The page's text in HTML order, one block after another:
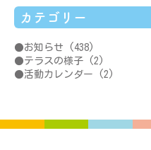
カテゴリー
お知らせ (438)
テラスの様子 (2)
活動カレンダー (2)